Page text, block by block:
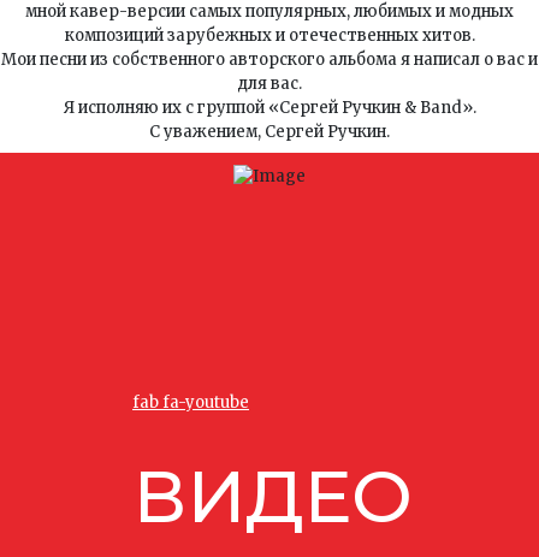
мной кавер-версии самых популярных, любимых и модных
композиций зарубежных и отечественных хитов.
Мои песни из собственного авторского альбома я написал о вас и
для вас.
Я исполняю их с группой «Сергей Ручкин & Band».
С уважением, Сергей Ручкин.
fab fa-youtube
ВИДЕО